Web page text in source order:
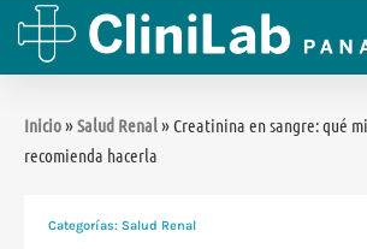
Inicio»Salud Renal» Creatinina en sangre: qué
recomienda hacerla
Categorías: Salud Renal